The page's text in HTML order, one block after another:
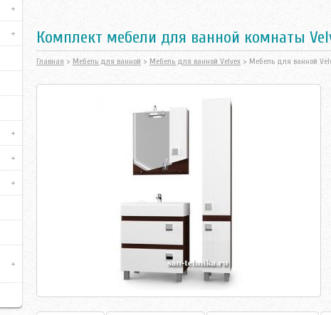
Комплект мебели для ванной комнаты
Главная > Мебель для ванной > Мебель для ванной Velvex > Мебель для ванной